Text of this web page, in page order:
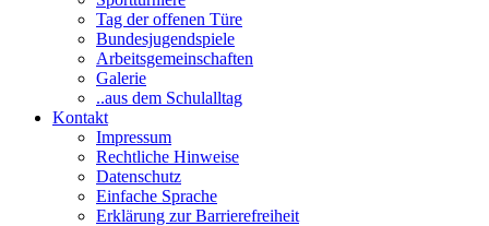
Tag der offenen Türe
Bundesjugendspiele
Arbeitsgemeinschaften
Galerie
..aus dem Schulalltag
Kontakt
Impressum
Rechtliche Hinweise
Datenschutz
Einfache Sprache
Erklärung zur Barrierefreiheit